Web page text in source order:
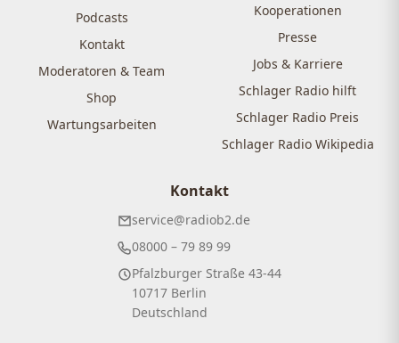
Podcasts
Kontakt
Moderatoren & Team
Shop
Wartungsarbeiten
Kooperationen
Presse
Jobs & Karriere
Schlager Radio hilft
Schlager Radio Preis
Schlager Radio Wikipedia
Kontakt
service@radiob2.de
08000 – 79 89 99
Pfalzburger Straße 43-44
10717 Berlin
Deutschland